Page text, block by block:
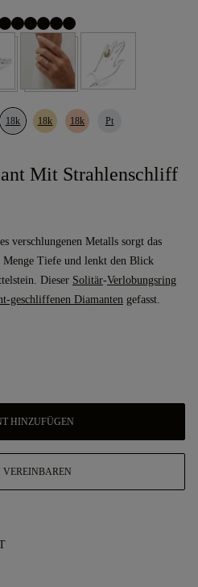
18k 18k 18k Pt
Mit Strahlenschliff
verschlungenen Metalls sorgt das
Menge Tiefe und lenkt den Blick
Dieser Solitär-Verlobungsring
geschliffenen Diamanten gefasst.
HINZUFÜGEN
VEREINBAREN